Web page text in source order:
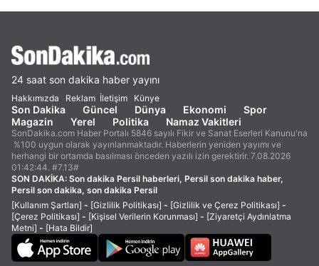
24 saat son dakika haber yayını
Hakkımızda Reklam İletişim Künye
Son Dakika Güncel Dünya Ekonomi
Spor
Magazin
Yerel Politika Namaz Vakitleri
SonDakika.com Haber Portalı 5846 sayılı Fikir ve Sanat Eserleri Kanunu'na
%100 uygun olarak yayınlanmaktadır. Haberlerin yeniden yayımı ve
herhangi bir ortamda basılması önceden yazılı izin gerektirir. 7.08.2026
01:42:44. #7.13#
SON DAKİKA: Son dakika Persil haberleri, Persil son dakika haber,
Persil son dakika, son dakika Persil
[Kullanım Şartları] - [Gizlilik Politikası] - [Gizlilik ve Çerez Politikası] -
[Çerez Politikası] - [Kişisel Verilerin Korunması] - [Ziyaretçi Aydınlatma
Metni] - [Hata Bildir]